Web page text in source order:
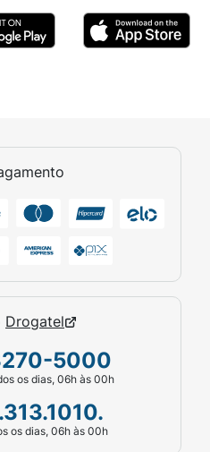
Drogatel
5000
os dias, 06h às 00h
os dias, 06h às 00h